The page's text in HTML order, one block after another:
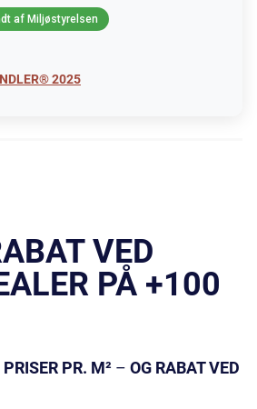
af Miljøstyrelsen
2025
VED
PÅ +100
PR. M² – OG RABAT VED